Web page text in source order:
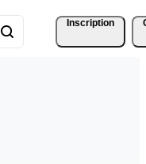
Inscription